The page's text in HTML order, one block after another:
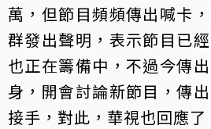
萬，但節目頻頻傳出喊卡
群發出聲明，表示節目已
也正在籌備中，不過今傳出
身，開會討論新節目，傳
接手，對此，華視也回應了